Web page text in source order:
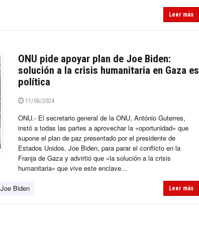
Leer más
ONU pide apoyar plan de Joe Biden:
solución a la crisis humanitaria en Gaza es
política
11/06/2024
ONU.- El secretario general de la ONU, António Guterres,
instó a todas las partes a aprovechar la «oportunidad» que
supone el plan de paz presentado por el presidente de
Estados Unidos, Joe Biden, para parar el conflicto en la
Franja de Gaza y advirtió que «la solución a la crisis
humanitaria» que vive este enclave...
Joe Biden Leer más